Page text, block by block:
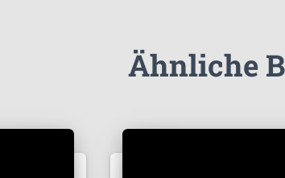
Ähnliche